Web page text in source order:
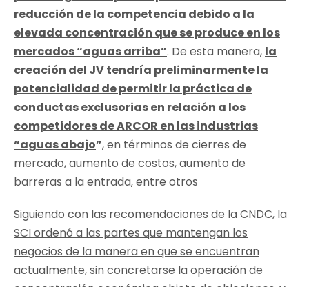
reducción de la competencia debido a la
elevada concentración que se produce en los
mercados “aguas arriba”. De esta manera, la
creación del JV tendría preliminarmente la
potencialidad de permitir la práctica de
conductas exclusorias en relación a los
competidores de ARCOR en las industrias
“aguas abajo”, en términos de cierres de
mercado, aumento de costos, aumento de
barreras a la entrada, entre otros
Siguiendo con las recomendaciones de la CNDC, la
SCI ordenó a las partes que mantengan los
negocios de la manera en que se encuentran
actualmente, sin concretarse la operación de